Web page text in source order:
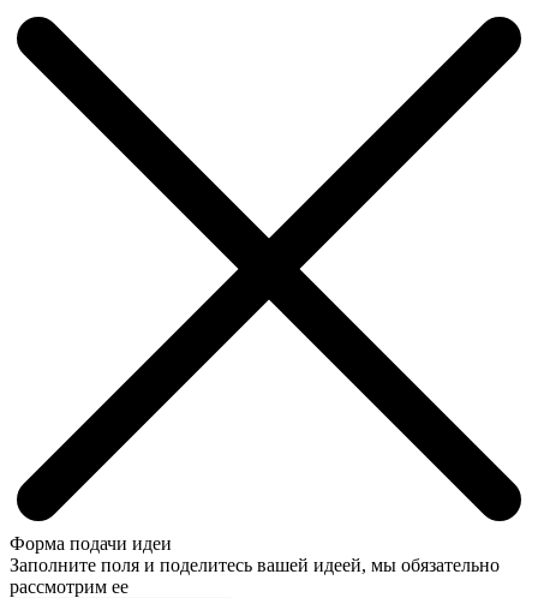
Форма подачи идеи
Заполните поля и поделитесь вашей идеей, мы обязательно
рассмотрим ее